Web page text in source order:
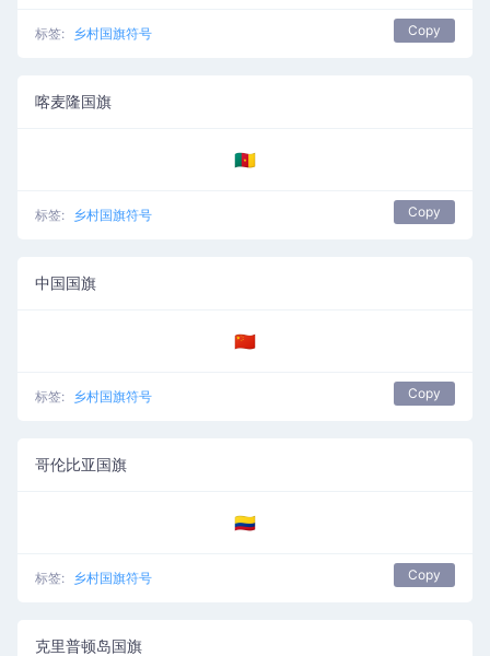
标签: 乡村国旗符号 Copy
喀麦隆国旗
🇨🇲
标签: 乡村国旗符号 Copy
中国国旗
🇨🇳
标签: 乡村国旗符号 Copy
哥伦比亚国旗
🇨🇴
标签: 乡村国旗符号 Copy
克里普顿岛国旗